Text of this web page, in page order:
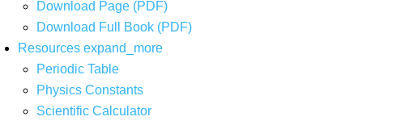
Download Page (PDF)
Download Full Book (PDF)
Resources expand_more
Periodic Table
Physics Constants
Scientific Calculator